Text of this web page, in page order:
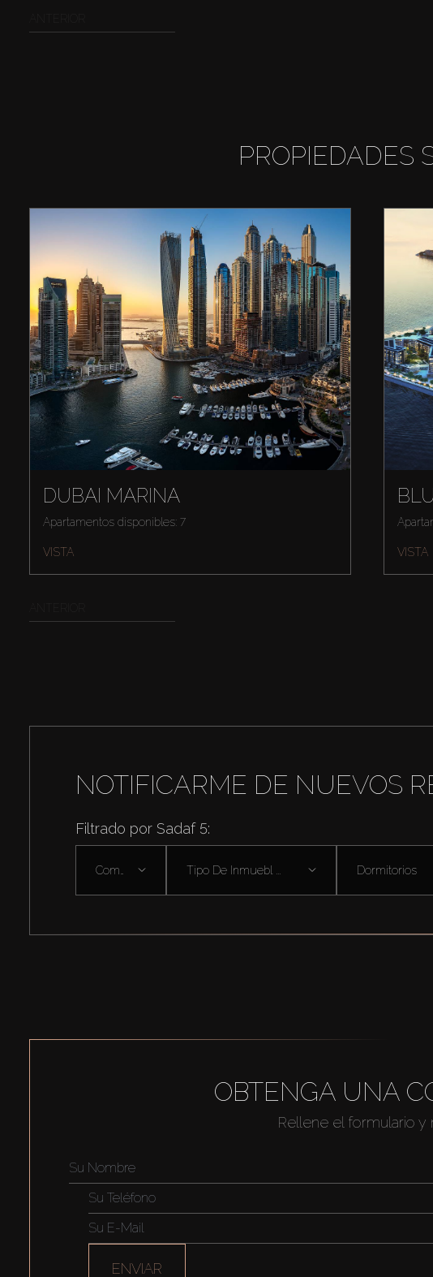
PROPIEDADES
DUBAI MARINA
Apartamentos disponibles: 7
VISTA VISTA
NOTIFICARME DE NUEVOS
Filtrado por Sadaf 5:
Tipo De Inmuebl ... Dormitorios
OBTENGA UNA
Rellene el formulario
ENVIAR